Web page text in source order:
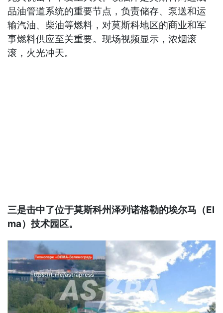
品油管道系统的重要节点，负责储存、泵送和运
输汽油、柴油等燃料，对莫斯科地区的商业和军
事燃料供应至关重要。现场视频显示，浓烟滚
滚，火光冲天。
三是击中了位于莫斯科州泽列诺格勒的埃尔马（El
ma）技术园区。